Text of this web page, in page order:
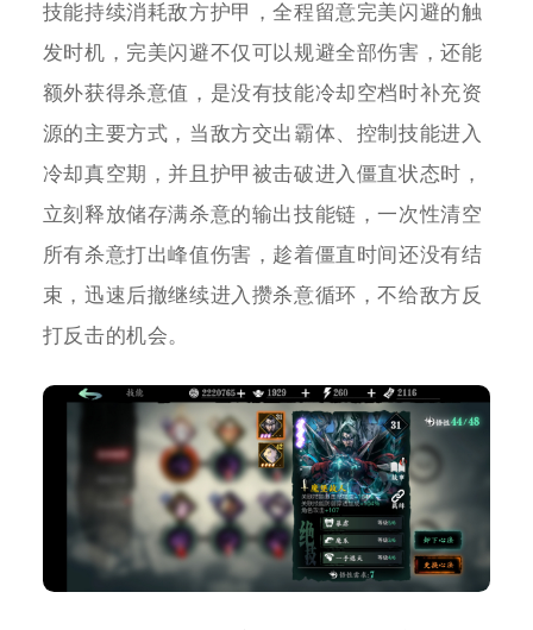
技能持续消耗敌方护甲，全程留意完美闪避的触
发时机，完美闪避不仅可以规避全部伤害，还能
额外获得杀意值，是没有技能冷却空档时补充资
源的主要方式，当敌方交出霸体、控制技能进入
冷却真空期，并且护甲被击破进入僵直状态时，
立刻释放储存满杀意的输出技能链，一次性清空
所有杀意打出峰值伤害，趁着僵直时间还没有结
束，迅速后撤继续进入攒杀意循环，不给敌方反
打反击的机会。